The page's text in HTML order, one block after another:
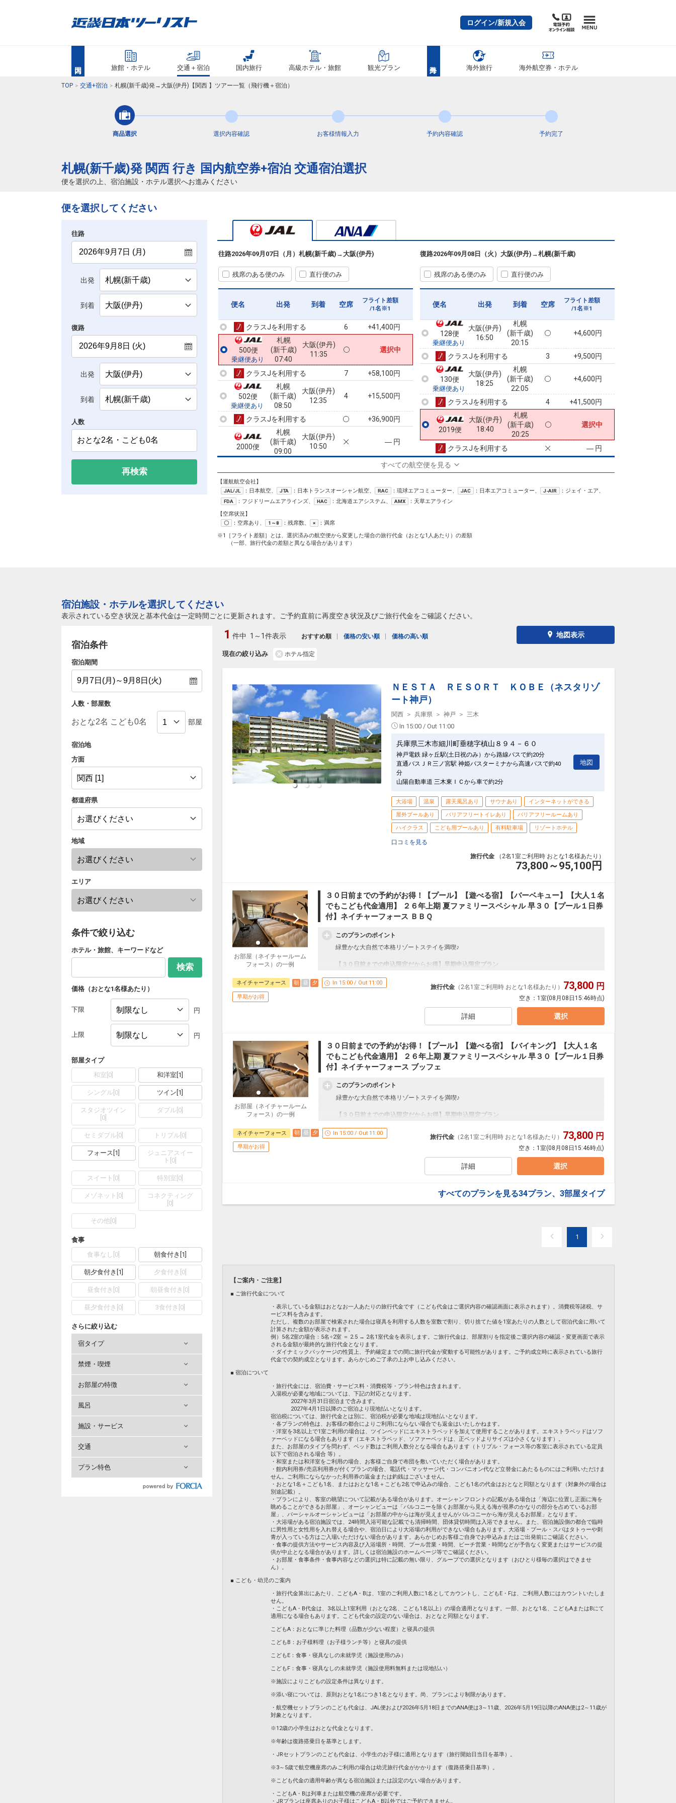
ログイン/新規入会
旅館・ホテル 交通＋宿泊 国内旅行 高級ホテル・旅館 観光プラン 海外旅行 海外航空券・ホテル
TOP 交通+宿泊 札幌(新千歳)発→大阪(伊丹)【関西 】ツアー一覧（飛行機＋宿泊）
商品選択 選択内容確認 お客様情報 入力 予約内容確認 予約完了
札幌(新千歳)発 関西 行き 国内航空券+宿泊 交通宿泊選択
便を選択の上、宿泊施設・ホテル選択へお進みください
便を選択してください
往路
出発
到着
復路
出発
到着
人数
再検索
往路2026年09月07日（月） 札幌(新千歳) →大阪(伊丹)
残席のある便のみ 直行便のみ
便名 出発 到着 空席
フライト差額
/1名※1
590便
乗継便あり
(新千歳)
07:35
大阪(伊丹)
8
クラスJを利用する 3
2900便
(新千歳)
大阪(伊丹)
10:30
3 +22,400円
クラスJを利用する 6 +41,400円
500便
乗継便あり
札幌
(新千歳)
07:40
大阪(伊丹)
11:35
選択中
クラスJを利用する 7 +58,100円
502便
乗継便あり
札幌
(新千歳)
08:50
大阪(伊丹)
12:35
4 +15,500円
クラスJを利用する +36,900円
2000便
札幌
(新千歳)
09:00
大阪(伊丹)
10:50
― 円
― 円
504便
乗継便あり
(新千歳)
09:45
13:35
+22,800円
クラスJを利用する
506便
乗継便あり
札幌
(新千歳)
10:50
大阪(伊丹)
14:35
4 +11,100円
2004便
12:05
14:00
クラスJを利用する 3 +35,800円
512便
(新千歳)
大阪(伊丹)
2904便
乗継便あり
札幌
(新千歳)
14:35
大阪(伊丹)
17:25
+55,000円
2008便
札幌
(新千歳)
15:05
大阪(伊丹)
17:00
2 +38,000円
クラスJを利用する ― 円
札幌
(新千歳)
大阪(伊丹)
18:40
3 +30,000円
― 円
+30,000円
+36,900円
クラスJを利用する ― 円
516便
乗継便あり
札幌
(新千歳)
16:05
大阪(伊丹)
19:50
6 +55,400円
クラスJを利用する 7 +58,100円
2016便
(新千歳)
17:45
大阪(伊丹)
+38,000円
クラスJを利用する 2 +57,000円
復路2026年09月08日（火） 大阪(伊丹) →札幌(新千歳)
残席のある便のみ 直行便のみ
便名 出発 到着 空席
フライト差額
/1名※1
大阪(伊丹)
11:45
札幌
(新千歳)
― 円
クラスJを利用する
大阪(伊丹)
札幌
(新千歳)
2007便
大阪(伊丹)
(新千歳)
2
2209便
乗継便あり
大阪(伊丹)
(新千歳)
18:25
2 +15,300円
124便
大阪(伊丹)
15:35
札幌
(新千歳)
+4,600円
クラスJを利用する +41,500円
128便
乗継便あり
大阪(伊丹)
16:50
札幌
(新千歳)
20:15
+4,600円
クラスJを利用する 3 +9,500円
130便
乗継便あり
大阪(伊丹)
18:25
札幌
(新千歳)
22:05
+4,600円
クラスJを利用する 4 +41,500円
2019便
大阪(伊丹)
18:40
札幌
(新千歳)
20:25
選択中
クラスJを利用する ― 円
すべての航空便を見る
【運航航空会社】
JAL/JL ：日本航空、 JTA ：日本トランスオーシャン航空、 RAC ：琉球エアコミューター、 JAC ：日本エアコミューター、 J-AIR ：ジェイ・エア、
FDA ：フジドリームエアラインズ、 HAC ：北海道エアシステム、 AMX
：天草エアライン
【空席状況】
〇 ：空席あり、 1～8 ：残席数、 ×
：満席
※1［フライト差額］とは、選択済みの航空便から変更した場合の旅行代金（おとな1人あたり）の差額
（一部、旅行代金の差額と異なる場合があります）
宿泊施設・ホテルを選択してください
表示されている空き状況と基本代金は一定時間ごとに更新されます。ご予約直前に再度空き状況及びご旅行代金をご確認ください。
宿泊条件
宿泊期間
人数・部屋数
部屋
宿泊地
方面
都道府県
地域
エリア
条件で絞り込む
ホテル・旅館、キーワードなど
検索
価格（おとな1名様あたり）
下限 円
上限 円
部屋タイプ
和室 0 和洋室 1
シングル 0 ツイン 1
スタジオツイン
0
ダブル 0
セミダブル[ 0] トリプル[ 0]
フォース 1
ジュニアスイー
ト 0
スイート 0 特別室 0
メゾネット 0]
コネクティング
0]
その他[ 0]
食事
食事なし 0 朝食付き 1
朝夕食付き 1 夕食付き 0]
昼食付き 0 朝昼食付き 0
昼夕食付き 0] 3食付き 0]
さらに絞り込む
宿タイプ
禁煙・喫煙
お部屋の特徴
風呂
施設・サービス
交通
プラン特色
地図表示
現在の絞り込み ホテル指定
1 件中 1～1件表示 おすすめ順 価格の安い順 価格の高い順
ＮＥＳＴＡ ＲＥＳＯＲＴ ＫＯＢＥ（ネスタリゾ
ート神戸）
関西 兵庫県 神戸 三木
In 15:00 / Out 11:00
兵庫県三木市細川町垂穂字槙山８９４－６０
神戸電鉄 緑ヶ丘駅(土日祝のみ）から路線バスで約20分
直通バスＪＲ三ノ宮駅 神姫バスターミナから高速バスで約40
分
山陽自動車道 三木東ＩＣから車で約2分
地図
大浴場 温泉 露天風呂あり サウナあり
インターネットができる
屋外プールあり
バリアフリートイレあり
バリアフリールームあり
ハイクラス
こども用プールあり 有料駐車場 リゾートホテル
口コミを見る
旅行代金 （2名1室ご利用時 おとな1名様あたり）
73,800～95,100 円
お部屋（ネイチャールーム
フォース）の一例
３０日前までの予約がお得！【プール】【遊べる宿】【バーベキュー】【大人１名
でもこども代金適用】 ２６年上期 夏ファミリースペシャル 早３０【プール１日券
付】ネイチャーフォース ＢＢＱ
このプランのポイント
緑豊かな大自然で本格リゾートステイを満喫♪
【３０日前までの申込限定だからお得】早期申込限定プラン
※本プランは３０日前までの受付限定です。
２９日前以降の宿泊条件の変更（部屋、人数、おとな・こどもの内訳、食事条件・内容 等）はで
●ウォーターフォート（プール）１日入場券（おとな・こどもA・Bの方対象、滞在中１枚）
※古式蒸窯・家族風呂は別料金となります。
●ホテル ザ ネスタ＆スパの大浴場「瑞穂の湯」をご利用いただけます。（滞在中）
※旅行代金に含まれます。
お子様の施設情報
※ご予約時に、「お問合せ・ご要望等メモ」欄、またはご予約後「マイページ」に、必要な数と
年齢をご記入ください。
●大浴場にベビーベッド
●こども用歯ブラシ・こども用スリッパ
●プール１日入場券付 ※こどもＦ除く (通常おとな２，８００～３，８００円・２歳～小学生１，
●幼児・こども用のプール （有）※2歳～小学生
●ウォータースライダー （有 ：無料 ）
おとな1名でもこども代金適用OK！
《こんな方におすすめ》
◇パートナーとお休みが合わない
◇たまには、親子２人旅を楽しみたい
◇ママ友・パパ友とこどもを連れて旅行にいきたいけれどお部屋は別がいい
設定期間：2026年7月1日～2026年9月30日
インターネットコース番号：DP-1-17545135
ネイチャーフォース 朝 昼 夕 In 15:00 / Out 11:00
早期がお得
旅行代金 （2名1室ご利用時 おとな1名様あたり） 73,800 円
空き： 1室(08月08日15:46時点)
詳細 選択
お部屋（ネイチャールーム
フォース）の一例
３０日前までの予約がお得！【プール】【遊べる宿】【バイキング】【大人１名
でもこども代金適用】 ２６年上期 夏ファミリースペシャル 早３０【プール１日券
付】ネイチャーフォース ブッフェ
このプランのポイント
緑豊かな大自然で本格リゾートステイを満喫♪
【３０日前までの申込限定だからお得】早期申込限定プラン
※本プランは３０日前までの受付限定です。
２９日前以降の宿泊条件の変更（部屋、人数、おとな・こどもの内訳、食事条件・内容 等）はで
●ウォーターフォート（プール）１日入場券（おとな・こどもA・Bの方対象、滞在中１枚）
※古式蒸窯・家族風呂は別料金となります。
●ホテル ザ ネスタ＆スパの大浴場「瑞穂の湯」をご利用いただけます。（滞在中）
屋外プール情報
●プール１日入場券付 ※こどもＦ除く (通常おとな２，８００～３，８００円・２歳～小学生１，
８００～２，８００円※予定）
●チェックイン前・アウト後の利用 （可：無料 ※プール券利用日いずれか1日のみ）
●利用期間・時間（ 7月1日～9月23日 ・ 9 時00 分～18時00 分）
●幼児・こども用のプール （有）※2歳～小学生
●ウォータースライダー （有 ：無料 ）
●こども用すべり台 （ 有 ）
※小学生以下のお子様は成人の保護者の同伴が必要です。
※プールの営業期間は、天候や気温等の理由・諸事情により短縮する場合がございます。
ネスタリゾート神戸のご案内♪
◎詳細は◆ネスタリゾート神戸 公式ＨＰ◆をご確認ください。
おとな1名でもこども代金適用OK！
通常おとな2名以上のところ、おとな1名でも こどもAまたはB代金適用 になるのでお得♪
《こんな方におすすめ》
◇たまには、親子２人旅を楽しみたい
◇ママ友・パパ友とこどもを連れて旅行にいきたいけれどお部屋は別がいい
◇お孫さんに夏休みの思い出を作ってあげたいおじいちゃん・おばあちゃん
設定期間：2026年7月1日～2026年9月30日
インターネットコース番号：DP-1-17545138
ネイチャーフォース 朝 昼 夕 In 15:00 / Out 11:00
早期がお得
旅行代金 （2名1室ご利用時 おとな1名様あたり） 73,800 円
空き： 1室(08月08日15:46時点)
詳細 選択
すべてのプランを見る34プラン、3部屋タイプ
1
【ご案内・ご注意】
■ ご旅行代金について
・表示している金額はおとなお一人あたりの旅行代金です（こども代金はご選択内容の確認画面に表示されます）。消費税等諸税、サ
ービス料を含みます。
ただし、複数のお部屋で検索された場合は寝具を利用する人数を室数で割り、切り捨てた値を1室あたりの人数として宿泊代金に用いて
計算された金額が表示されます。
例）5名2室の場合：5名÷2室 ＝ 2.5 → 2名1室代金を表示します。ご旅行代金は、部屋割りを指定後ご選択内容の確認・変更画面で表示
される金額が最終的な旅行代金となります。
・ダイナミックパッケージの性質上、予約確定までの間に旅行代金が変動する可能性があります。ご予約成立時に表示されている旅行
代金での契約成立となります。あらかじめご了承の上お申し込みください。
■ 宿泊について
・旅行代金には、宿泊費・サービス料・消費税等・プラン特色は含まれます。
入湯税が必要な地域については、下記の対応となります。
2027年3月31日宿泊まで含みます。
2027年4月1日以降のご宿泊より現地払いとなります。
宿泊税については、旅行代金とは別に、宿泊税が必要な地域は現地払いとなります。
・各プランの特色は、お客様の都合によりご利用にならない場合でも返金はいたしかねます。
・洋室を3名以上で1室ご利用の場合は、ツインベッドにエキストラベッドを加えて使用することがあります。エキストラベッドはソフ
ァーベッドになる場合もあります（エキストラベッド、ソファーベッドは、正ベッドよりサイズは小さくなります）。
また、お部屋のタイプを問わず、ベッド数はご利用人数分となる場合もあります（トリプル・フォース等の客室に表示されている定員
以下で宿泊される場合 等）。
・和室または和洋室をご利用の場合、お客様ご自身で布団を敷いていただく場合があります。
・館内利用券/売店利用券が付くプランの場合、電話代・マッサージ代・コンパニオン代など立替金にあたるものにはご利用いただけま
せん。ご利用にならなかった利用券の返金または釣銭はございません。
・おとな1名＋こども1名、またはおとな1名＋こども2名で申込みの場合、こども1名の代金はおとなと同額となります（対象外の場合は
別途記載）。
・プランにより、客室の眺望について記載がある場合があります。オーシャンフロントの記載がある場合は「海辺に位置し正面に海を
眺めることができるお部屋」、オーシャンビューは「バルコニーを除くお部屋から見える海が視界のかなりの部分を占めているお部
屋」、パーシャルオーシャンビューは「お部屋の中からは海が見えませんがバルコニーから海が見えるお部屋」となります。
・大浴場がある宿泊施設では、24時間入浴可能な記載でも清掃時間、団体貸切時間は入浴できません。また、宿泊施設側の都合で臨時
に男性用と女性用を入れ替える場合や、宿泊日により大浴場の利用ができない場合もあります。大浴場・プール・スパはタトゥーや刺
青が入っている方はご入場いただけない場合があります。あらかじめお客様ご自身でお申込みまたはご出発前にご確認ください。
・食事の提供方法やサービス内容及び入浴場所・時間、プール営業・時間、ビーチ営業・時間などが予告なく変更またはサービスの提
供が中止となる場合があります。詳しくは宿泊施設のホームページ等でご確認ください。
・お部屋・食事条件・食事内容などの選択は特に記載の無い限り、グループでの選択となります（おひとり様毎の選択はできませ
ん）。
■ こども・幼児のご案内
・旅行代金算出にあたり、こどもA・Bは、1室のご利用人数に1名としてカウントし、こどもE・Fは、ご利用人数にはカウントいたしま
せん。
・こどもA・B代金は、3名以上1室利用（おとな2名、こども1名以上）の場合適用となります。一部、おとな1名、こどもAまたはBにて
適用になる場合もあります。こども代金の設定のない場合は、おとなと同額となります。
こどもA：おとなに準じた料理（品数が少ない程度）と寝具の提供
こどもB：お子様料理（お子様ランチ等）と寝具の提供
こどもE：食事・寝具なしの未就学児（施設使用のみ）
こどもF：食事・寝具なしの未就学児（施設使用料無料または現地払い）
※施設によりこどもの設定条件は異なります。
※添い寝については、原則おとな1名につき1名となります。尚、プランにより制限があります。
・航空機セットプランのこども代金は、JAL便および2026年5月18日までのANA便は3～11歳、2026年5月19日以降のANA便は2～11歳が
対象となります。
※12歳の小学生はおとな代金となります。
※年齢は復路搭乗日を基準とします。
・JRセットプランのこども代金は、小学生のお子様に適用となります（旅行開始日当日を基準）。
※3～5歳で航空機座席のみご利用の場合は幼児旅行代金がかかります（復路搭乗日基準）。
※こども代金の適用年齢が異なる宿泊施設または設定のない場合があります。
・こどもA・Bは列車または航空機の座席が必要です。
・JRプランは座席ありのお子様はこどもA・B以外ではご予約できません。